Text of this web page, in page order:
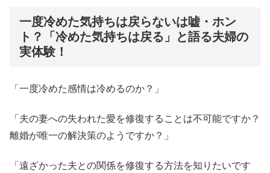
一度冷めた気持ちは戻らないは嘘・ホン
ト？「冷めた気持ちは戻る」と語る夫婦の
実体験！
「一度冷めた感情は冷めるのか？」
「夫の妻への失われた愛を修復することは不可能ですか？
離婚が唯一の解決策のようですか？」
「遠ざかった夫との関係を修復する方法を知りたいです